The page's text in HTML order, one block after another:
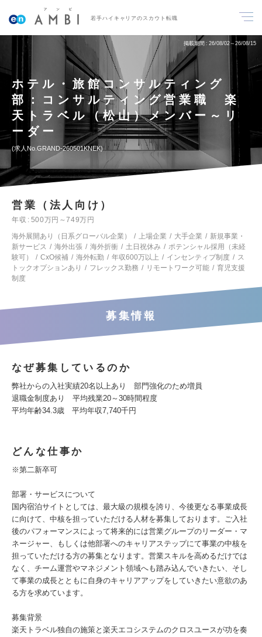
若手ハイキャリアのスカウト転職
掲載期間 26/08/02～26/08/15
ホテル・旅館コンサルティング
部：コンサルティング営業職 楽
天トラベル（松山）メンバー～リ
ーダー
求人No.GRAND-260501KNEK
営業（法人向け）
年収
500万円～749万円
海外展開あり（日系グローバル企業）
上場企業 大手企業
新規事業・
新サービス
海外出張 海外折衝 土日祝休み
ポテンシャル採用（未経
験可）
CxO候補 海外転勤 年収600万以上 インセンティブ制度
ス
トックオプションあり
フレックス勤務 リモートワーク可能
育児支援
制度
募集情報
なぜ募集しているのか
弊社からの入社実績20名以上あり 部門強化のため増員
退職金制度あり 平均残業20～30時間程度
平均年齢34.3歳 平均年収7,740千円
どんな仕事か
※第二新卒可
部署・サービスについて
国内宿泊サイトとしては、最大級の規模を誇り、今後更なる事業成長
に向けて、中核を担っていただける人材を募集しております。ご入社
後のパフォーマンスによって将来的には営業グループのリーダー・マ
ネージャー、もしくは他部署へのキャリアステップにて事業の中核を
担っていただける方の募集となります。営業スキルを高めるだけでは
なく、チーム運営やマネジメント領域へも踏み込んでいきたい、そし
て事業の成長とともに自身のキャリアアップをしていきたい意欲のあ
る方を求めています。
募集背景
楽天トラベル独自の施策と楽天エコシステムのクロスユースが功を奏